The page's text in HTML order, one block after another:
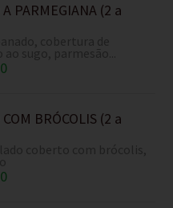
PARMEGIANA (2 a
BRÓCOLIS (2 a